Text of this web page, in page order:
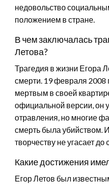
недовольство
положением в стране.
В чем заключалась
Летова?
Трагедия в жизни Егора
смерти. 19 февраля 2008
мертвым в своей
официальной версии, он
отравления, но многие
смерть была убийством.
творчеству не угасает до
Какие достижения
Егор Летов был